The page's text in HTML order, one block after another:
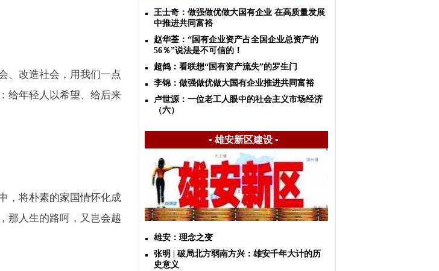
、改造社会，用我们一点
给年轻人以希望、给后来
，将朴素的家国情怀化成
那人生的路呵，又岂会越
王士奇：​做强做优做大国有企业 在高质量发展
中推进共同富裕
赵华荃：“国有企业资产占全国企业总资产的
56％”说法是不可信的！
超鸽：看联想“国有资产流失”的罗生门
李锦：做强做优做大国有企业推进共同富裕
卢世源：一位老工人眼中的社会主义市场经济
（六）
• 雄安新区建设•
雄安：理念之变
张明 | 破局北方弱南方兴：雄安千年大计的历
史意义